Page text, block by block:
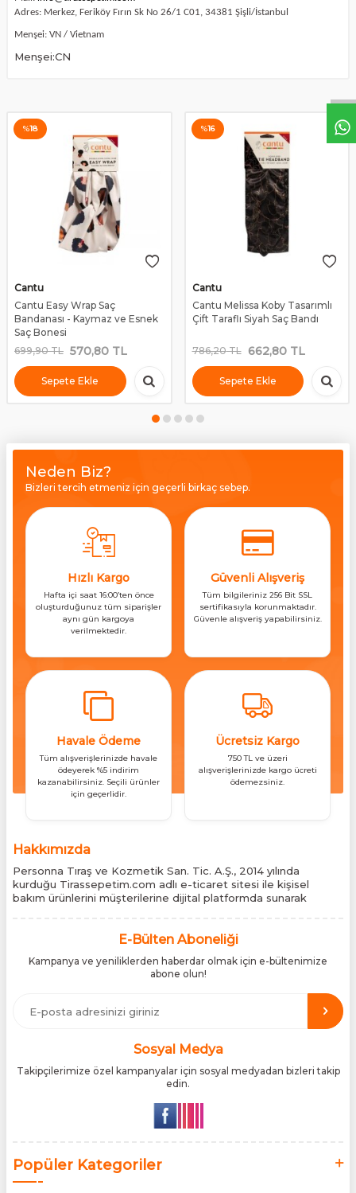
Adres: Merkez, Feriköy Fırın Sk No 26/1 C01, 34381 Şişli/İstanbul
Menşei: VN / Vietnam
Menşei:CN
%18
Cantu
Cantu Easy Wrap Saç
Bandanası - Kaymaz ve Esnek
Saç Bonesi
699,90TL 570,80 TL
Sepete Ekle
%16
Cantu
Cantu Melissa Koby Tasarımlı
Çift Taraflı Siyah Saç Bandı
786,20TL 662,80TL
Sepete Ekle
Neden Biz?
Bizleri tercih etmeniz için geçerli birkaç sebep.
Hızlı Kargo
Hafta içi saat 16:00’ten önce
oluşturduğunuz tüm siparişler
aynı gün kargoya
verilmektedir.
Güvenli Alışveriş
Tüm bilgileriniz 256 Bit SSL
sertifikasıyla korunmaktadır.
Güvenle alışveriş yapabilirsiniz.
Havale Ödeme
Tüm alışverişlerinizde havale
ödeyerek %5 indirim
kazanabilirsiniz. Seçili ürünler
için geçerlidir.
Ücretsiz Kargo
750 TL ve üzeri
alışverişlerinizde kargo ücreti
ödemezsiniz.
Hakkımızda
Personna Tıraş ve Kozmetik San. Tic. A.Ş., 2014 yılında
kurduğu Tirassepetim.com adlı e-ticaret sitesi ile kişisel
bakım ürünlerini müşterilerine dijital platformda sunarak
siteleri arasında yer almaktadır. Türkiye’de Cantu, Wilkinson
distribütörlüğünü yürütüyor, bu markaların tüm ürünlerini ithal
etmektedir. Tüm ithalat süreçlerimizde orijinallik belgeleri ve
üretici iş birlikleriyle çalışarak, ürünlerin en güvenilir şekilde
Türkiye pazarına ulaşmasını sağlıyoruz. Amacımız, dünya
genelinde milyonlarca kullanıcıya hitap eden bu markaları,
Türk tüketicilerle doğrudan, güvenli ve orijinal bir şekilde
E-Bülten Aboneliği
Kampanya ve yeniliklerden haberdar olmak için e-bültenimize
abone olun!
Sosyal Medya
Takipçilerimize özel kampanyalar için sosyal medyadan bizleri takip
edin.
Popüler Kategoriler